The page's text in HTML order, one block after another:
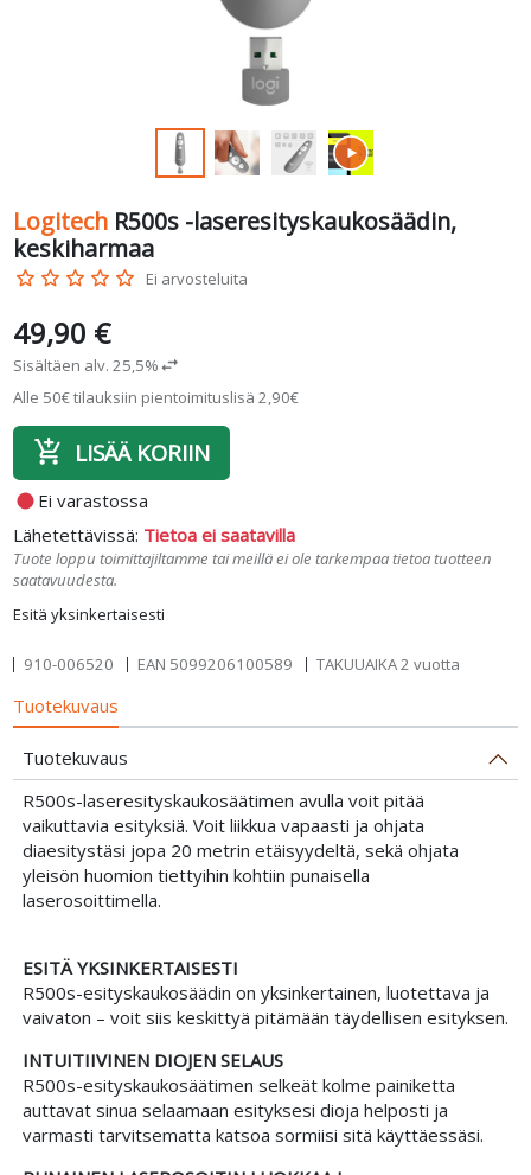
Logitech R500s -laseresityskaukosäädin,
keskiharmaa
star_border star_border star_border star_border star_border Ei arvosteluita
Esitä yksinkertaisesti
49,90 €
Sisältäen alv. 25,5%swap_horiz
Alle 50€ tilauksiin pientoimituslisä 2,90€
add_shopping_cart LISÄÄ KORIIN
fiber_manual_record Ei varastossa
Lähetettävissä: Tietoa ei saatavilla
Tuote loppu toimittajiltamme tai meillä ei ole tarkempaa tietoa tuotteen
saatavuudesta.
910-006520 EAN 5099206100589 TAKUUAIKA 2 vuotta
Tuotekuvaus
Tuotekuvaus
R500s-laseresityskaukosäätimen avulla voit pitää
vaikuttavia esityksiä. Voit liikkua vapaasti ja ohjata
diaesitystäsi jopa 20 metrin etäisyydeltä, sekä ohjata
yleisön huomion tiettyihin kohtiin punaisella
laserosoittimella.
ESITÄ YKSINKERTAISESTI
R500s-esityskaukosäädin on yksinkertainen, luotettava ja
vaivaton – voit siis keskittyä pitämään täydellisen esityksen.
INTUITIIVINEN DIOJEN SELAUS
R500s-esityskaukosäätimen selkeät kolme painiketta
auttavat sinua selaamaan esityksesi dioja helposti ja
varmasti tarvitsematta katsoa sormiisi sitä käyttäessäsi.